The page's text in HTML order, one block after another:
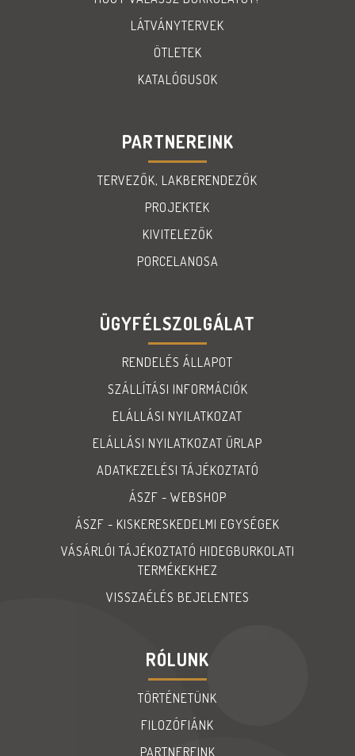
LÁTVÁNYTERVEK
ÖTLETEK
KATALÓGUSOK
PARTNEREINK
TERVEZŐK, LAKBERENDEZŐK
PROJEKTEK
KIVITELEZŐK
PORCELANOSA
ÜGYFÉLSZOLGÁLAT
RENDELÉS ÁLLAPOT
SZÁLLÍTÁSI INFORMÁCIÓK
ELÁLLÁSI NYILATKOZAT
ELÁLLÁSI NYILATKOZAT ŰRLAP
ADATKEZELÉSI TÁJÉKOZTATÓ
ÁSZF - WEBSHOP
ÁSZF - KISKERESKEDELMI EGYSÉGEK
VÁSÁRLÓI TÁJÉKOZTATÓ HIDEGBURKOLATI
TERMÉKEKHEZ
VISSZAÉLÉS BEJELENTES
RÓLUNK
TÖRTÉNETÜNK
FILOZÓFIÁNK
PARTNEREINK